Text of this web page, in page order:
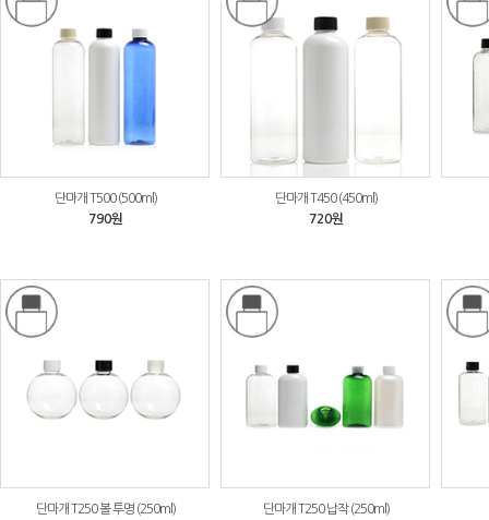
단마개 T500 (500ml)
790원
단마개 T450 (450ml)
720원
단마개 T250 볼 투명 (250ml)
단마개 T250 납작 (250ml)